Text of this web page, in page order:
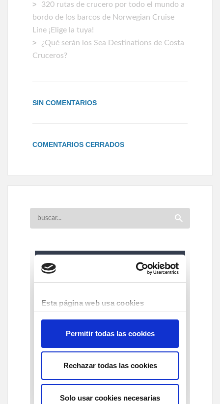
320 rutas de crucero por todo el mundo a
bordo de los barcos de Norwegian Cruise
Line ¡Elige la tuya!
¿Qué serán los Sea Destinations de Costa
Cruceros?
SIN COMENTARIOS
COMENTARIOS CERRADOS